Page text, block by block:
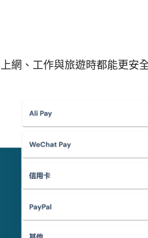
網、工作與旅遊時都能更安